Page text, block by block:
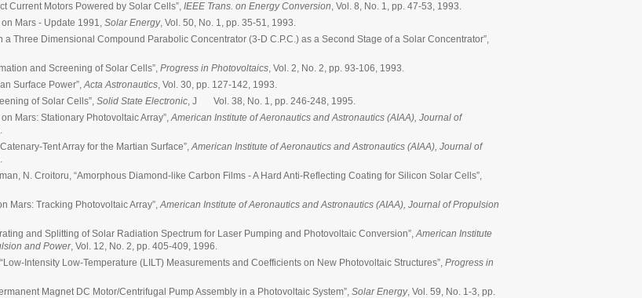
Current Motors Powered by Solar Cells”, IEEE Trans. on Energy Conversion, Vol. 8, No. 1, pp. 47-53, 1993.
Mars - Update 1991, Solar Energy, Vol. 50, No. 1, pp. 35-51, 1993.
a Three Dimensional Compound Parabolic Concentrator (3-D C.P.C.) as a Second Stage of a Solar Concentrator”,
and Screening of Solar Cells”, Progress in Photovoltaics, Vol. 2, No. 2, pp. 93-106, 1993.
Surface Power”,Acta Astronautics, Vol. 30, pp. 127-142, 1993.
of Solar Cells”, Solid State Electronic, J Vol. 38, No. 1, pp. 246-248, 1995.
Mars: Stationary Photovoltaic Array”,American Institute of Aeronautics and Astronautics (AIAA), Journal of
Tent Array for the Martian Surface”,American Institute of Aeronautics and Astronautics (AIAA), Journal of
N. Croitoru, “Amorphous Diamond-like Carbon Films - A Hard Anti-Reflecting Coating for Silicon Solar Cells”,
Mars: Tracking Photovoltaic Array”,American Institute of Aeronautics and Astronautics (AIAA), Journal of Propulsion
and Splitting of Solar Radiation Spectrum for Laser Pumping and Photovoltaic Conversion”,American Institute
and Power, Vol. 12, No. 2, pp. 405-409, 1996.
Intensity Low-Temperature (LILT) Measurements and Coefficients on New Photovoltaic Structures”, Progress in
Magnet DC Motor/Centrifugal Pump Assembly in a Photovoltaic System”, Solar Energy, Vol. 59, No. 1-3, pp.